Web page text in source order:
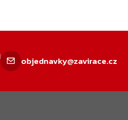
objednavky@zavirace.cz